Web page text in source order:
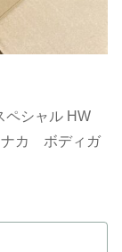
ペシャル HW
カ ボディガ